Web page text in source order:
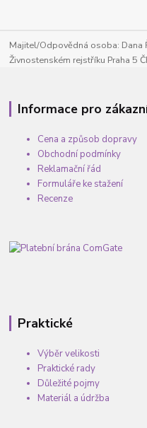
Majitel/Odpovědná osoba: Dana
Živnostenském rejstříku Praha 5
Informace pro
Cena a způsob dopravy
Obchodní podmínky
Reklamační řád
Formuláře ke stažení
Recenze
Praktické
Výběr velikosti
Praktické rady
Důležité pojmy
Materiál a údržba